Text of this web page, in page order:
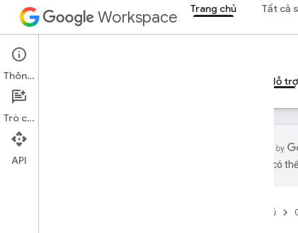
Workspace Trang chủ Tất cả
Trang chủ
Tổng quan Hỗ trợ
bằng AI có
Trang chủ
Thông tin
Trò chuyện
API